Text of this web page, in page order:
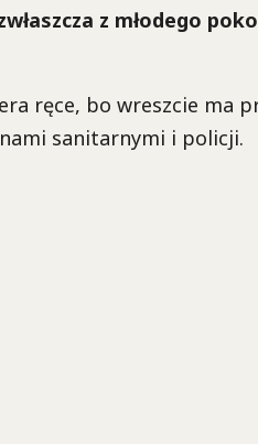
z młodego
ręce, bo wreszcie ma
sanitarnymi i policji.